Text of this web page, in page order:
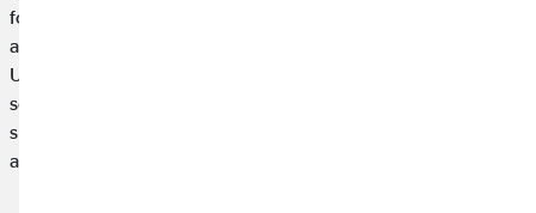
formazione. Che sia a Londra, in Canada o in Australia, ti
aspettano nuove culture, lingue diverse ed esperienze uniche.
Una buona preparazione è essenziale per rendere il tuo
semestre un successo. Qui puoi trovare consigli
sull'organizzazione, il finanziamento e l'assicurazione
all'estero.